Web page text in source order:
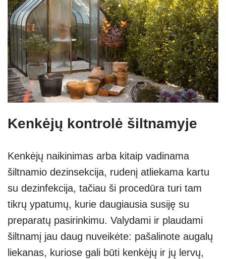
Kenkėjų kontrolė šiltnamyje
Kenkėjų naikinimas arba kitaip vadinama
šiltnamio dezinsekcija, rudenį atliekama kartu
su dezinfekcija, tačiau ši procedūra turi tam
tikrų ypatumų, kurie daugiausia susiję su
preparatų pasirinkimu. Valydami ir plaudami
šiltnamį jau daug nuveikėte: pašalinote augalų
liekanas, kuriose gali būti kenkėjų ir jų lervų,